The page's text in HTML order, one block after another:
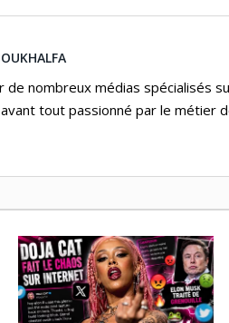
de nombreux médias spécialisés
tout passionné par le métier